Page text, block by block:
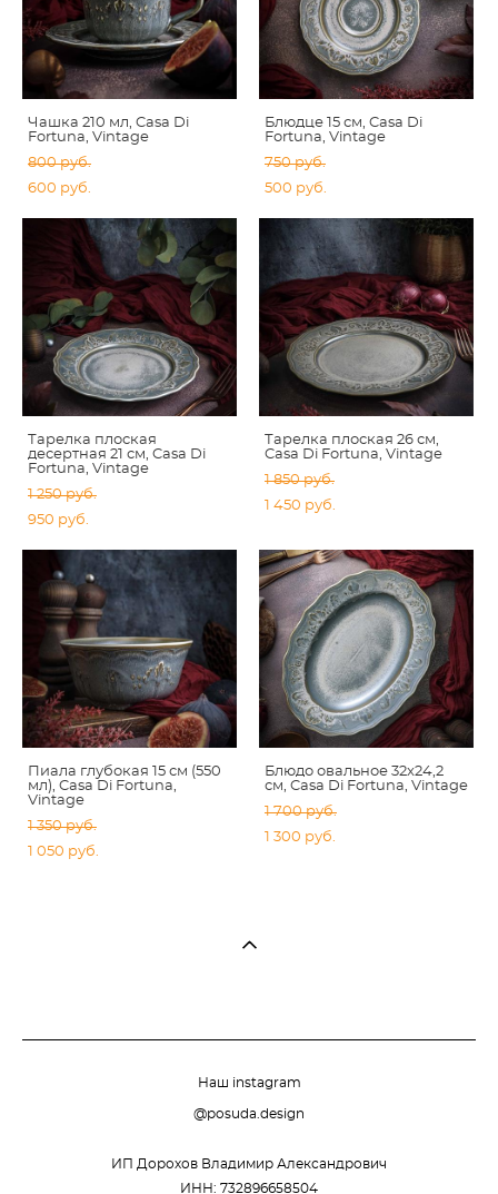
Чашка 210 мл, Casa Di
Fortuna, Vintage
800 pуб.
600 pуб.
Блюдце 15 см, Casa Di
Fortuna, Vintage
750 pуб.
500 pуб.
Тарелка плоская
десертная 21 см, Casa Di
Fortuna, Vintage
1 250 pуб.
950 pуб.
Тарелка плоская 26 см,
Casa Di Fortuna, Vintage
1 850 pуб.
1 450 pуб.
Пиала глубокая 15 см (550
мл), Casa Di Fortuna,
Vintage
1 350 pуб.
1 050 pуб.
Блюдо овальное 32x24,2
см, Casa Di Fortuna, Vintage
1 700 pуб.
1 300 pуб.
Наш instagram
@posuda.design
ИП Дорохов Владимир Александрович
ИНН: 732896658504